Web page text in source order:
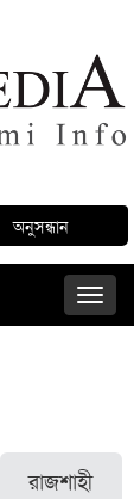
রাজশাহী